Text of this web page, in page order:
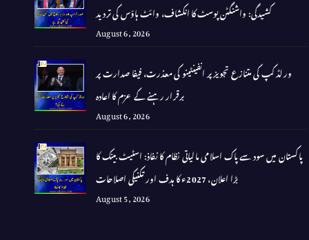
کشیدگی: واشنگٹن پوسٹ کا انکشاف، وائٹ ہاؤس کی تردید
August 6, 2026
ورلڈ کپ کی متنازع تجویز پر انفینٹینو کی معذرت، فیفا صدارت پر
برقرار رہنے کے عزم کا اعادہ
August 6, 2026
پاکستان میں سود سے پاک اسلامی مالیاتی نظام کا نفاذ: اسٹیٹ بینک کا
بڑا اعلان، 2027ء کا ہدف اور تکنیکی اصلاحات
August 5, 2026